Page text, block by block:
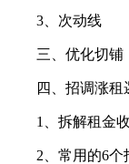
3、次动线
三、优化切铺
四、招调涨租
1、拆解租金
2、常用的6